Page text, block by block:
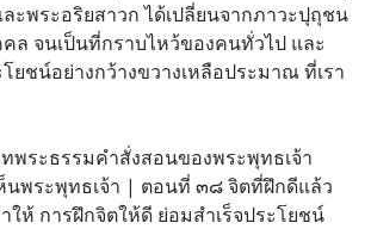
ะพระอริยสาวก ได้เปลี่ยนจากภาวะปุถุชน
ล จนเป็นที่กราบไหว้ของคนทั่วไป และ
ยชน์อย่างกว้างขวางเหลือประมาณ ที่เรา
พระธรรมคำสั่งสอนของพระพุทธเจ้า
ห็นพระพุทธเจ้า | ตอนที่ ๓๘ จิตที่ฝึกดีแล้ว
ห้ การฝึกจิตให้ดี ย่อมสำเร็จประโยชน์